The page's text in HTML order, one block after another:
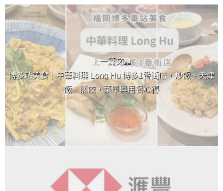
上 / 下一篇文章
上一篇文章
博多站美食｜中華料理 Long Hu 博多1番街店，炒飯、天津
飯、煎餃，菜單與用餐心得